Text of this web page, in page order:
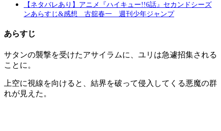
【ネタバレあり】アニメ『ハイキュー!!6話』セカンドシーズ
ンあらすじ&感想 古舘春一 週刊少年ジャンプ
あらすじ
サタンの襲撃を受けたアサイラムに、ユリは急遽招集される
ことに。
上空に視線を向けると、結界を破って侵入してくる悪魔の群
れが見えた。